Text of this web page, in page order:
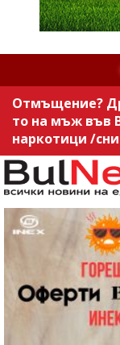
Отмъщение?
то на мъж във
наркотици /